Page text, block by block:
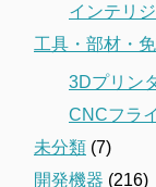
インテリ
工具・部材・
3Dプリン
CNCフラ
未分類 (7)
開発機器 (216)